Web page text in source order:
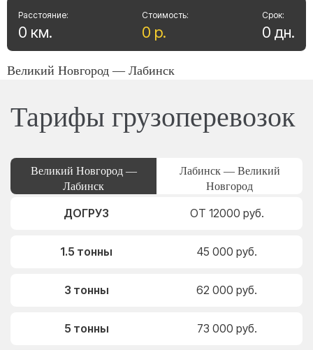
Стоимость:
0 р.
Расстояние:
0 км.
Срок:
0 дн.
Великий Новгород — Лабинск
Тарифы грузоперевозок
Великий Новгород —
Лабинск
Лабинск — Великий
Новгород
ДОГРУЗ ОТ 12000 руб.
1.5 тонны 45 000 руб.
3 тонны 62 000 руб.
5 тонны 73 000 руб.